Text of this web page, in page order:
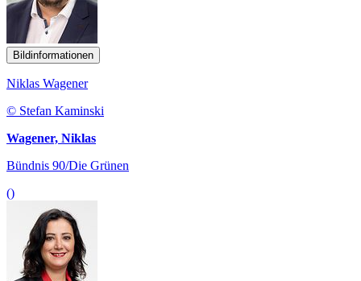
Bildinformationen
Niklas Wagener
© Stefan Kaminski
Wagener, Niklas
Bündnis 90/Die Grünen
()